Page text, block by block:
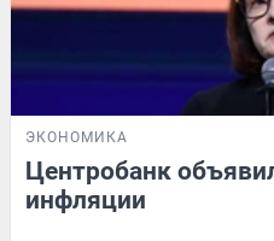
ЭКОНОМИКА
Центробанк
инфляции